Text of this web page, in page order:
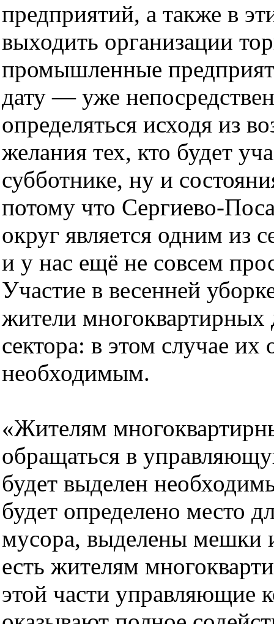
предприятий, а также в
выходить организации
промышленные
дату — уже
определяться исходя из
желания тех, кто будет
субботнике, ну и
потому что Сергиево-
округ является одним из
и у нас ещё не совсем
Участие в весенней
жители многоквартирных
сектора: в этом случае их
необходимым.
«Жителям
обращаться в
будет выделен
будет определено место
мусора, выделены мешки
есть жителям
этой части управляющие